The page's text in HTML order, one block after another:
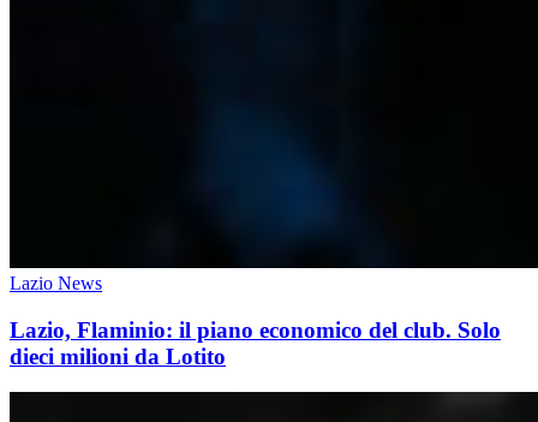
Lazio News
Lazio, Flaminio: il piano economico del club. Solo
dieci milioni da Lotito